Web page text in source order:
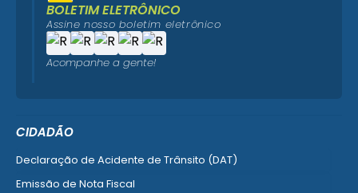
CIDADÃO
Declaração de Acidente de Trânsito (DAT)
Emissão de Nota Fiscal
BOLETIM ELETRÔNICO
Assine nosso boletim eletrônico
Acompanhe a gente!